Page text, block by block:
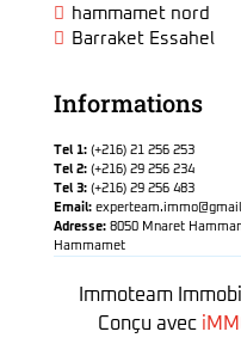
hammamet nord
Barraket Essahel
Informations
Tel 1: (+216) 21 256 253
Tel 2: (+216) 29 256 234
Tel 3: (+216) 29 256 483
Email:
Adresse: 8050 Mnaret
Hammamet
Immoteam
Conçu avec